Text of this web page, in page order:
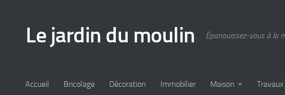
Le jardin du moulin Épanouissez-vous à la
Accueil Bricolage Décoration Immobilier Maison Travaux